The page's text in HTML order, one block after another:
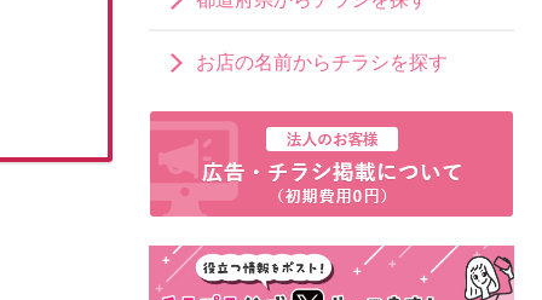
お店の名前からチラシを探す